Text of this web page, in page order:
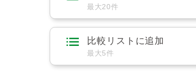
最大20件
比較リストに追加
最大5件